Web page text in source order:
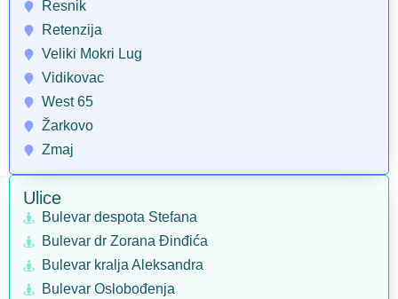
Resnik
Retenzija
Veliki Mokri Lug
Vidikovac
West 65
Žarkovo
Zmaj
Ulice
Bulevar despota Stefana
Bulevar dr Zorana Đinđića
Bulevar kralja Aleksandra
Bulevar Oslobođenja